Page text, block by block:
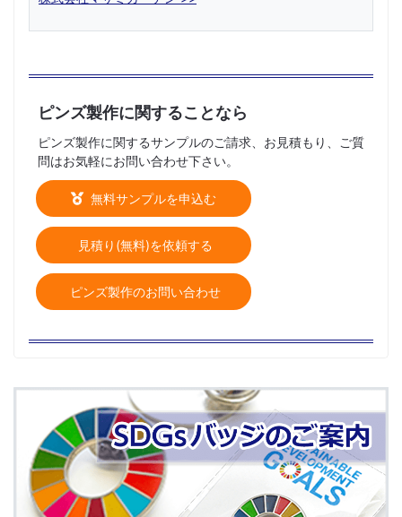
ピンズ製作に関することなら
ピンズ製作に関するサンプルのご請求、お見積もり、ご質
問はお気軽にお問い合わせ下さい。
無料サンプルを申込む
見積り(無料)を依頼する
ピンズ製作のお問い合わせ